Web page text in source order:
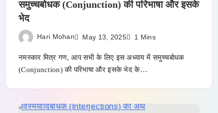
समुच्चबोधक (Conjunction) की परिभाषा और इसके
भेद
Hari Mohan May 13, 2025 1 Mins
नमस्कार मित्र गण, आप सभी के लिए इस अध्याय में समुच्चबोधक
(Conjunction) की परिभाषा और इसके भेद के…